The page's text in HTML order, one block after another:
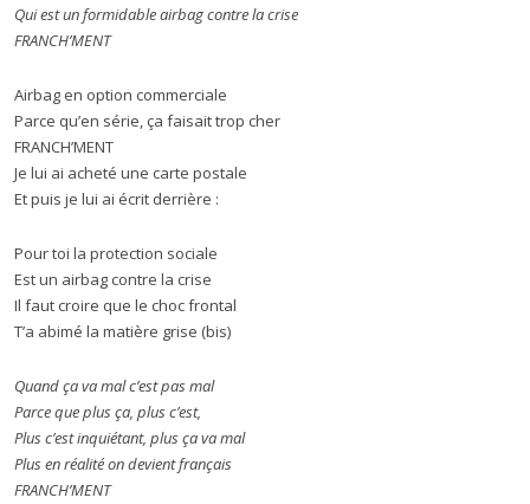
Qui est un formidable airbag contre la crise
FRANCH’MENT
Airbag en option commerciale
Parce qu’en série, ça faisait trop cher
FRANCH’MENT
Je lui ai acheté une carte postale
Et puis je lui ai écrit derrière :
Pour toi la protection sociale
Est un airbag contre la crise
Il faut croire que le choc frontal
T’a abimé la matière grise (bis)
Quand ça va mal c’est pas mal
Parce que plus ça, plus c’est,
Plus c’est inquiétant, plus ça va mal
Plus en réalité on devient français
FRANCH’MENT